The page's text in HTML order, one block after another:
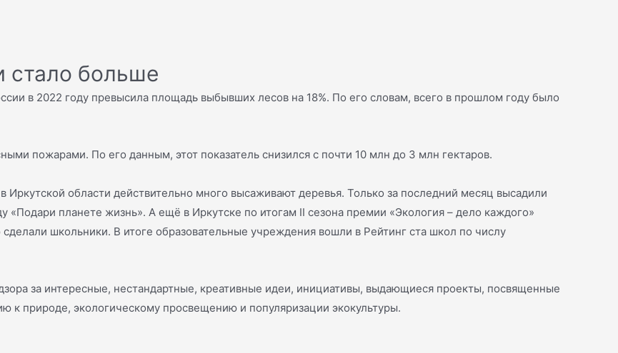
стало больше
в 2022 году превысила площадь выбывших лесов на 18%. По его словам, всего в прошлом году было
пожарами. По его данным, этот показатель снизился с почти 10 млн до 3 млн гектаров.
области действительно много высаживают деревья. Только за последний месяц высадили
«Подари планете жизнь». А ещё в Иркутске по итогам II сезона премии «Экология – дело каждого»
школьники. В итоге образовательные учреждения вошли в Рейтинг ста школ по числу
за интересные, нестандартные, креативные идеи, инициативы, выдающиеся проекты, посвященные
природе, экологическому просвещению и популяризации экокультуры.